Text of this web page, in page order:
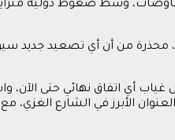
وسط ضغوط دولية
من أن أي تصعيد جديد
أي اتفاق نهائي حتى
الأبرز في الشارع